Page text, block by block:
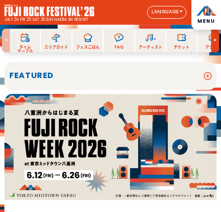
JULY 24 FRI 25 SAT 26 SUNNAEBA SKI RESORT
LANGUAGE
MENU
タイム
テーブル
エリアガイド フェスごはん FAQ アーティスト チケット アクセス
FEATURED